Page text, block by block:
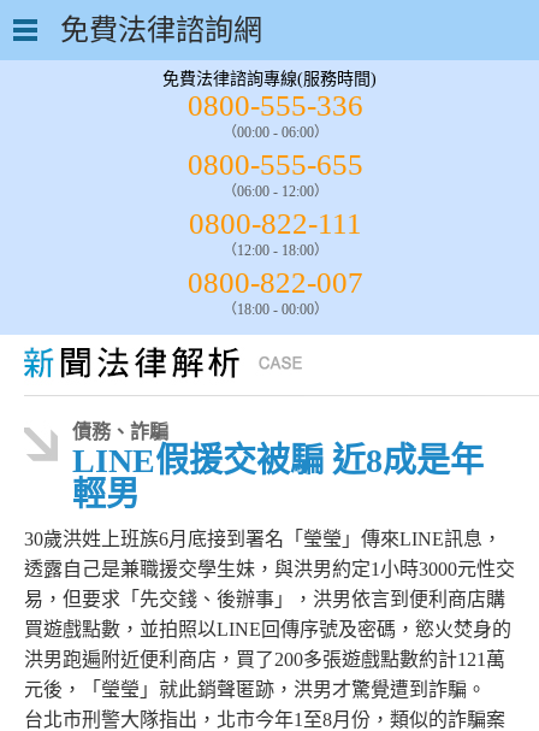
免費法律諮詢網
免費法律諮詢專線(服務時間)
0800-555-336
（00:00 - 06:00）
0800-555-655
（06:00 - 12:00）
0800-822-111
（12:00 - 18:00）
0800-822-007
（18:00 - 00:00）
債務、詐騙
LINE假援交被騙 近8成是年
輕男
30歲洪姓上班族6月底接到署名「瑩瑩」傳來LINE訊息，
透露自己是兼職援交學生妹，與洪男約定1小時3000元性交
易，但要求「先交錢、後辦事」，洪男依言到便利商店購
買遊戲點數，並拍照以LINE回傳序號及密碼，慾火焚身的
洪男跑遍附近便利商店，買了200多張遊戲點數約計121萬
元後，「瑩瑩」就此銷聲匿跡，洪男才驚覺遭到詐騙。
台北市刑警大隊指出，北市今年1至8月份，類似的詐騙案